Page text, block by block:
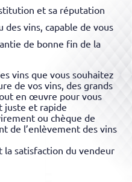
et sa réputation
des vins, capable de vous
de bonne fin de la
vins que vous souhaitez
de vos vins, des grands
en œuvre pour vous
juste et rapide
ou chèque de
de l’enlèvement des vins
satisfaction du vendeur